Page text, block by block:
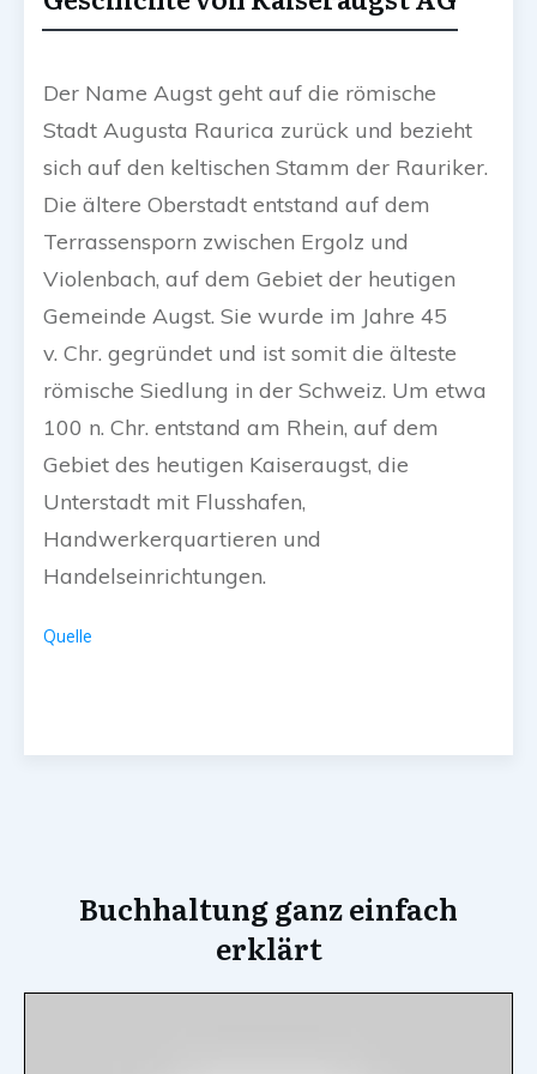
Der Name Augst geht auf die römische
Stadt Augusta Raurica zurück und bezieht
sich auf den keltischen Stamm der Rauriker.
Die ältere Oberstadt entstand auf dem
Terrassensporn zwischen Ergolz und
Violenbach, auf dem Gebiet der heutigen
Gemeinde Augst. Sie wurde im Jahre 45
v. Chr. gegründet und ist somit die älteste
römische Siedlung in der Schweiz. Um etwa
100 n. Chr. entstand am Rhein, auf dem
Gebiet des heutigen Kaiseraugst, die
Unterstadt mit Flusshafen,
Handwerkerquartieren und
Handelseinrichtungen.
Quelle
Buchhaltung ganz einfach
erklärt